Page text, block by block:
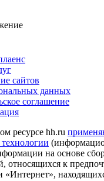
сайтов
данных
соглашение
ресурсе hh.ru
на основе
относящихся к
«Интернет»,